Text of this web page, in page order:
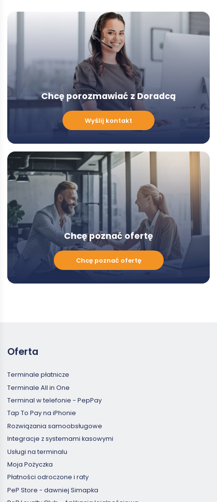
Chcę porozmawiać z Doradcą
porozmawiać
Doradcą
-
Modal
Wyślij kontakt
Chcę poznać ofertę
Chcę
Chcę poznać ofertę
Oferta
Terminale płatnicze
Terminale All in One
Terminal w telefonie - PepPay
Tap To Pay na iPhonie
Rozwiązania samoobsługowe
Integracje z systemami kasowymi
Usługi na terminalu
Moja Pożyczka
Płatności odroczone i raty
PeP Store - dawniej Simapka